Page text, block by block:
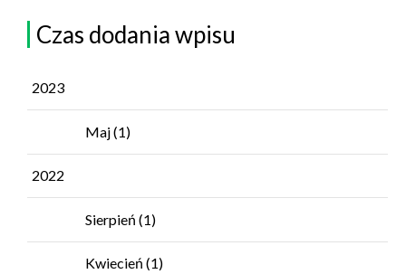
Czas dodania wpisu
2023
Maj(1)
2022
Sierpień (1)
Kwiecień (1)